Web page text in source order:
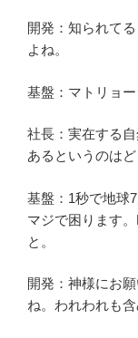
開発：知られて
よね。
基盤：マトリョー
社長：実在する
あるというのは
基盤：1秒で地球
マジで困ります
と。
開発：神様にお
ね。われわれも